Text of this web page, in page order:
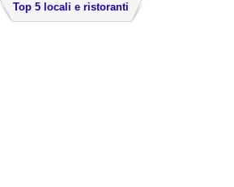
Top 5 locali e ristoranti